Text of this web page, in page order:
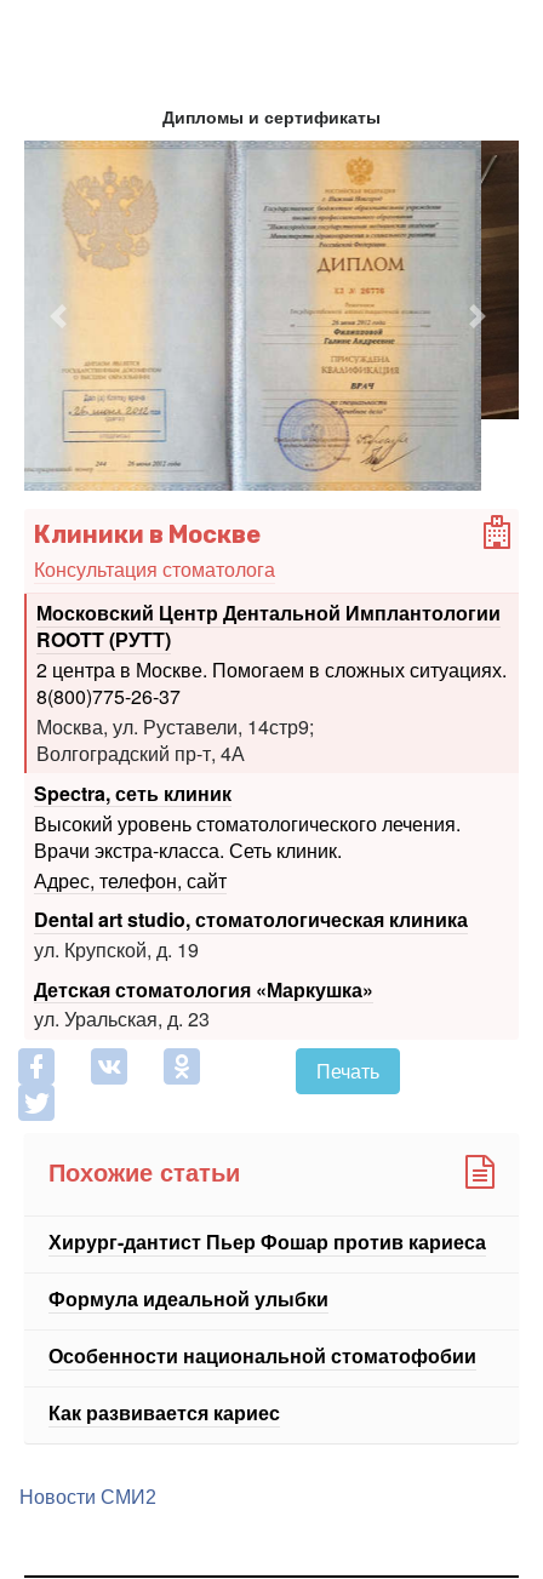
Дипломы и сертификаты
Клиники в Москве
Консультация стоматолога
Московский Центр Дентальной Имплантологии
ROOTT (РУТТ)
2 центра в Москве. Помогаем в сложных ситуациях.
8(800)775-26-37
Москва, ул. Руставели, 14стр9;
Волгоградский пр-т, 4А
Spectra, сеть клиник
Высокий уровень стоматологического лечения.
Адрес, телефон, сайт
Dental art studio, стоматологическая клиника
ул. Крупской, д. 19
Детская стоматология «Маркушка»
ул. Уральская, д. 23
Печать
Похожие статьи
Хирург-дантист Пьер Фошар против кариеса
Особенности национальной стоматофобии
Новости СМИ2